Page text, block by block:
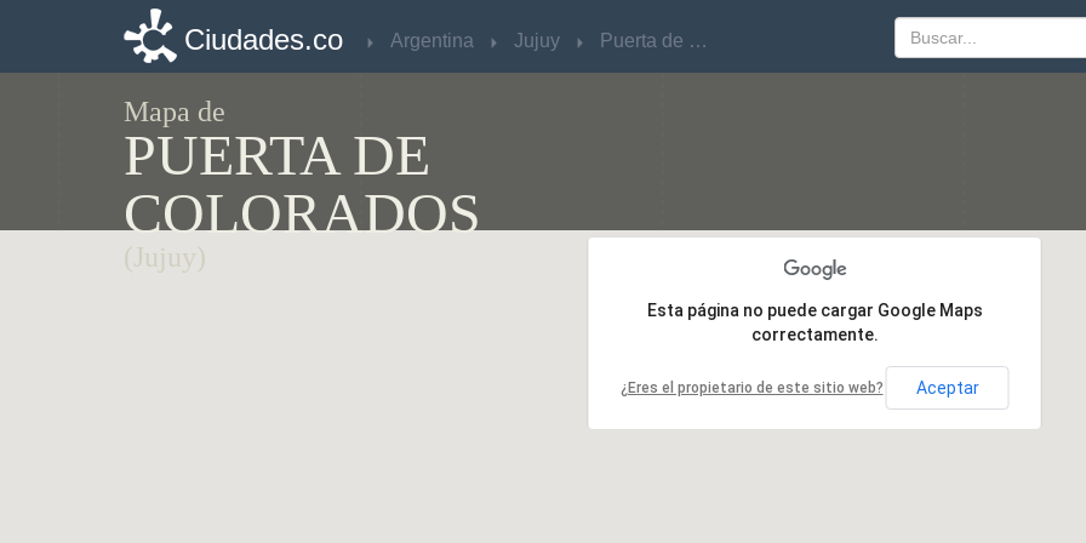
Ciudades.co Argentina Jujuy Puerta de Colorados
Mapa de
PUERTA DE
COLORADOS
(Jujuy)
Esta página no puede cargar Google Maps
correctamente.
¿Eres el propietario de este sitio web? Aceptar
Esta página no puede cargar Google Maps
correctamente.
¿Eres el propietario de este sitio web? Aceptar
Ciudades.co Argentina Jujuy Puerta de Colorados